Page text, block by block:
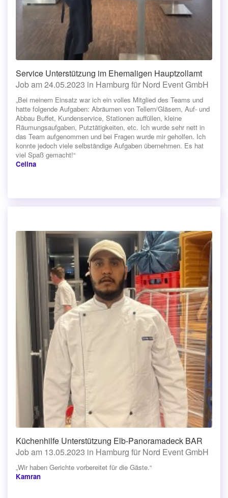
Service Unterstützung im Ehemaligen Hauptzollamt
Job am 24.05.2023 in Hamburg für Nord Event GmbH
„Bei meinem Einsatz war ich ein volles Mitglied des Teams und
hatte folgende Aufgaben: Abräumen von Tellern/Gläsern, Auf- und
Abbau Buffet, Kundenservice, Stationen auffüllen, kleine
Räumungsaufgaben, Putztätigkeiten, etc. Ich wurde sehr nett in
das Team aufgenommen und bei Fragen wurde mir geholfen. Ich
konnte jedoch viele selbständige Aufgaben übernehmen. Es hat
viel Spaß gemacht!“
Celina
Küchenhilfe Unterstützung Elb-Panoramadeck BAR
Job am 13.05.2023 in Hamburg für Nord Event GmbH
„Wir haben Gerichte vorbereitet für die Gäste.“
Kamran